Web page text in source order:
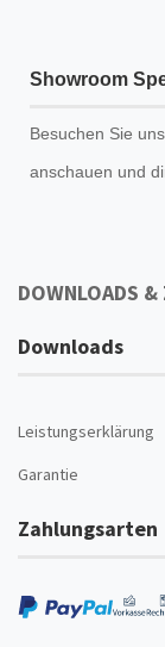
Showroom
Besuchen Sie
anschauen und
DOWNLOADS
Downloads
Leistungserklärung
Garantie
Zahlungsarten